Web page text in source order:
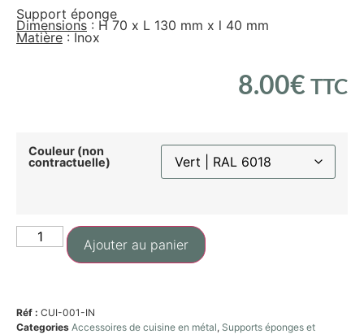
Support éponge
Dimensions : H 70 x L 130 mm x l 40 mm
Matière: Inox
8.00€ TTC
Couleur (non
contractuelle)
Ajouter au panier
Réf : CUI-001-IN
Categories Accessoires de cuisine en métal, Supports éponges et